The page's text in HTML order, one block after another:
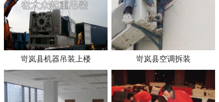
岢岚县机器吊装上楼 岢岚县空调拆装